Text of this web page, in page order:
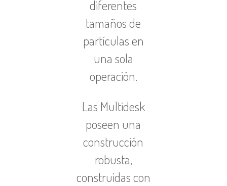
diferentes
tamaños de
partículas en
una sola
operación.
Las Multidesk
poseen una
construcción
robusta,
construidas con